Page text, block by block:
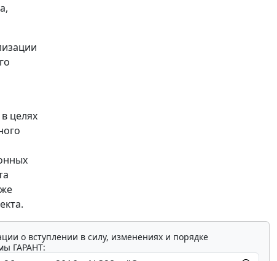
целях
о вступлении в силу, изменениях и порядке
ГАРАНТ: